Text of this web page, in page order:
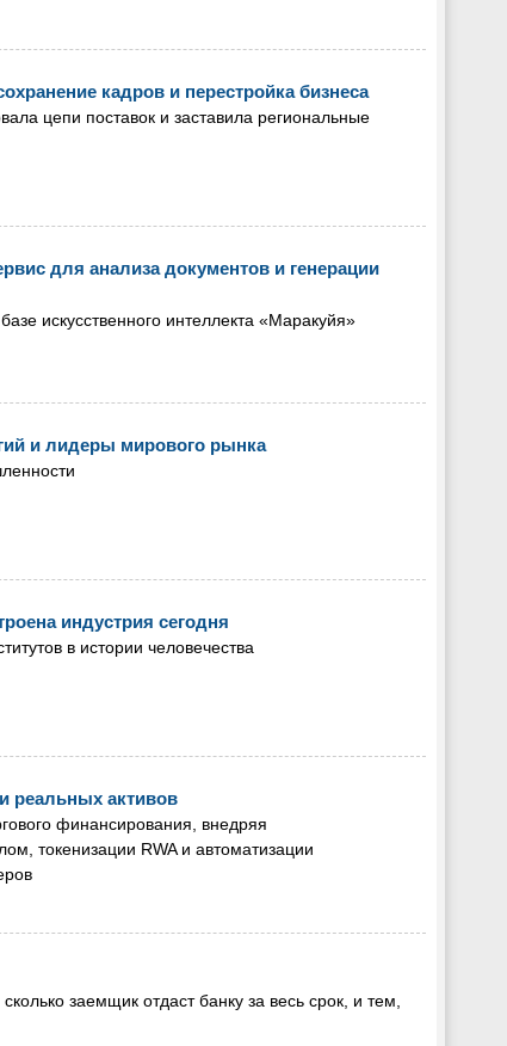
кадров и перестройка бизнеса
цепи поставок и заставила региональные
для анализа документов и генерации
искусственного интеллекта «Маракуйя»
и лидеры мирового рынка
индустрия сегодня
в истории человечества
реальных активов
финансирования, внедряя
токенизации RWA и автоматизации
заемщик отдаст банку за весь срок, и тем,